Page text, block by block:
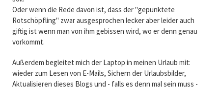
Oder wenn die Rede davon ist, dass der "gepunktete
Rotschöpfling" zwar ausgesprochen lecker aber leider auch
giftig ist wenn man von ihm gebissen wird, wo er denn genau
vorkommt.
Außerdem begleitet mich der Laptop in meinen Urlaub mit:
wieder zum Lesen von E-Mails, Sichern der Urlaubsbilder,
Aktualisieren dieses Blogs und - falls es denn mal sein muss -